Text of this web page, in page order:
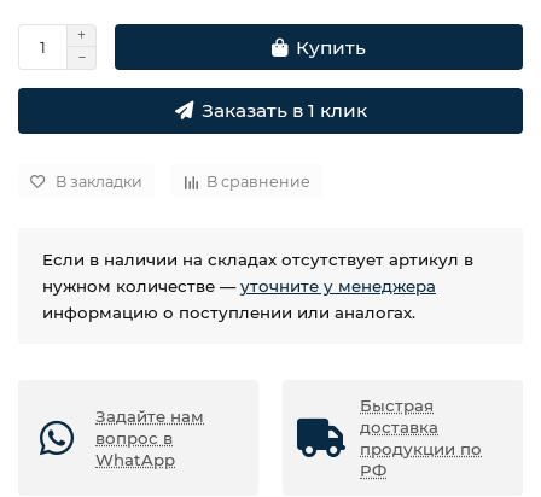
Купить
Заказать в 1 клик
В закладки В сравнение
Если в наличии на складах отсутствует артикул в
нужном количестве —уточните у менеджера
информацию о поступлении или аналогах.
Задайте нам
вопрос в
WhatApp
Быстрая
доставка
продукции по
РФ